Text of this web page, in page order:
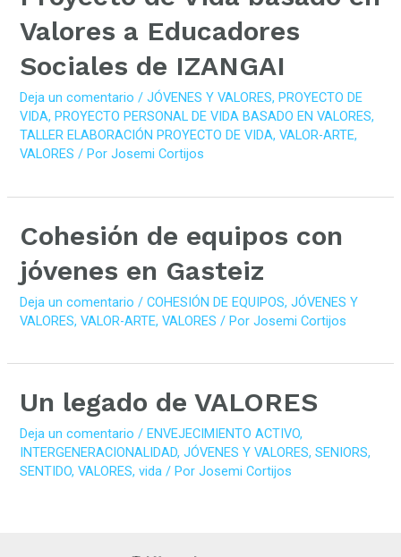
Valores a Educadores
Sociales de IZANGAI
Deja un comentario /JÓVENES Y VALORES,PROYECTO DE
VIDA,PROYECTO PERSONAL DE VIDA BASADO EN VALORES,
TALLER ELABORACIÓN PROYECTO DE VIDA,VALOR-ARTE,
VALORES / PorJosemi Cortijos
Cohesión de equipos con
jóvenes en Gasteiz
Deja un comentario /COHESIÓN DE EQUIPOS,JÓVENES Y
VALORES,VALOR-ARTE,VALORES / PorJosemi Cortijos
Un legado de VALORES
Deja un comentario /ENVEJECIMIENTO ACTIVO,
INTERGENERACIONALIDAD,JÓVENES Y VALORES,SENIORS,
SENTIDO,VALORES,vida / PorJosemi Cortijos